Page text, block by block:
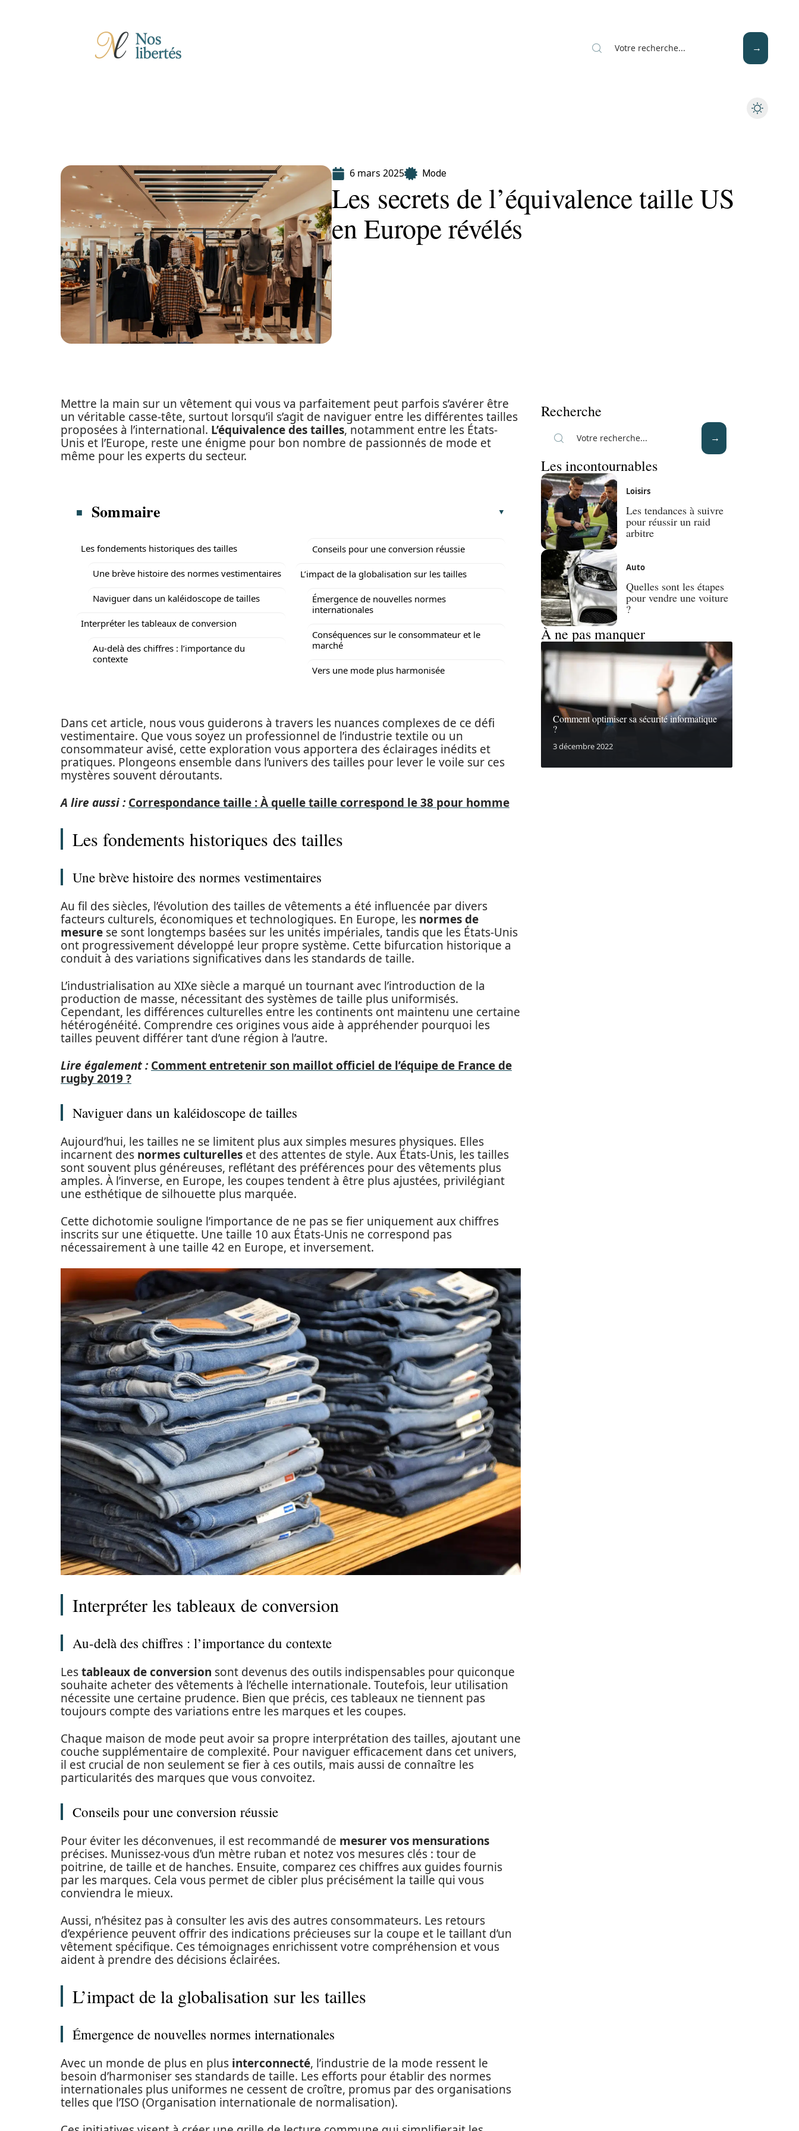
6 mars 2025 Mode
Les secrets de l’équivalence taille US
en Europe révélés
Mettre la main sur un vêtement qui vous va parfaitement peut parfois s’avérer être
un véritable casse-tête, surtout lorsqu’il s’agit de naviguer entre les différentes tailles
proposées à l’international. L’équivalence des tailles, notamment entre les États-
Unis et l’Europe, reste une énigme pour bon nombre de passionnés de mode et
même pour les experts du secteur.
Sommaire
Les fondements historiques des tailles
Une brève histoire des normes vestimentaires
Naviguer dans un kaléidoscope de tailles
Interpréter les tableaux de conversion
Au-delà des chiffres : l’importance du
contexte
Conseils pour une conversion réussie
L’impact de la globalisation sur les tailles
Émergence de nouvelles normes
internationales
Conséquences sur le consommateur et le
marché
Vers une mode plus harmonisée
Dans cet article, nous vous guiderons à travers les nuances complexes de ce défi
vestimentaire. Que vous soyez un professionnel de l’industrie textile ou un
consommateur avisé, cette exploration vous apportera des éclairages inédits et
pratiques. Plongeons ensemble dans l’univers des tailles pour lever le voile sur ces
mystères souvent déroutants.
A lire aussi : Correspondance taille : À quelle taille correspond le 38 pour homme
Les fondements historiques des tailles
Une brève histoire des normes vestimentaires
Au fil des siècles, l’évolution des tailles de vêtements a été influencée par divers
facteurs culturels, économiques et technologiques. En Europe, les normes de
mesure se sont longtemps basées sur les unités impériales, tandis que les États-Unis
ont progressivement développé leur propre système. Cette bifurcation historique a
conduit à des variations significatives dans les standards de taille.
L’industrialisation au XIXe siècle a marqué un tournant avec l’introduction de la
production de masse, nécessitant des systèmes de taille plus uniformisés.
Cependant, les différences culturelles entre les continents ont maintenu une certaine
hétérogénéité. Comprendre ces origines vous aide à appréhender pourquoi les
tailles peuvent différer tant d’une région à l’autre.
Lire également : Comment entretenir son maillot officiel de l’équipe de France de
rugby 2019 ?
Naviguer dans un kaléidoscope de tailles
Aujourd’hui, les tailles ne se limitent plus aux simples mesures physiques. Elles
incarnent des normes culturelles et des attentes de style. Aux États-Unis, les tailles
sont souvent plus généreuses, reflétant des préférences pour des vêtements plus
amples. À l’inverse, en Europe, les coupes tendent à être plus ajustées, privilégiant
une esthétique de silhouette plus marquée.
Cette dichotomie souligne l’importance de ne pas se fier uniquement aux chiffres
inscrits sur une étiquette. Une taille 10 aux États-Unis ne correspond pas
nécessairement à une taille 42 en Europe, et inversement.
Interpréter les tableaux de conversion
Au-delà des chiffres : l’importance du contexte
Lestableaux de conversion sont devenus des outils indispensables pour quiconque
souhaite acheter des vêtements à l’échelle internationale. Toutefois, leur utilisation
nécessite une certaine prudence. Bien que précis, ces tableaux ne tiennent pas
toujours compte des variations entre les marques et les coupes.
Chaque maison de mode peut avoir sa propre interprétation des tailles, ajoutant une
couche supplémentaire de complexité. Pour naviguer efficacement dans cet univers,
il est crucial de non seulement se fier à ces outils, mais aussi de connaître les
particularités des marques que vous convoitez.
Conseils pour une conversion réussie
Pour éviter les déconvenues, il est recommandé de mesurer vos mensurations
précises. Munissez-vous d’un mètre ruban et notez vos mesures clés : tour de
poitrine, de taille et de hanches. Ensuite, comparez ces chiffres aux guides fournis
par les marques. Cela vous permet de cibler plus précisément la taille qui vous
conviendra le mieux.
Aussi, n’hésitez pas à consulter les avis des autres consommateurs. Les retours
d’expérience peuvent offrir des indications précieuses sur la coupe et le taillant d’un
vêtement spécifique. Ces témoignages enrichissent votre compréhension et vous
aident à prendre des décisions éclairées.
L’impact de la globalisation sur les tailles
Émergence de nouvelles normes internationales
Avec un monde de plus en plus interconnecté, l’industrie de la mode ressent le
besoin d’harmoniser ses standards de taille. Les efforts pour établir des normes
internationales plus uniformes ne cessent de croître, promus par des organisations
telles que l’ISO (Organisation internationale de normalisation).
Recherche
Les incontournables
Loisirs
Les tendances à suivre
pour réussir un raid
arbitre
Auto
Quelles sont les étapes
pour vendre une voiture
?
À ne pas manquer
Comment optimiser sa sécurité informatique
?
3 décembre 2022